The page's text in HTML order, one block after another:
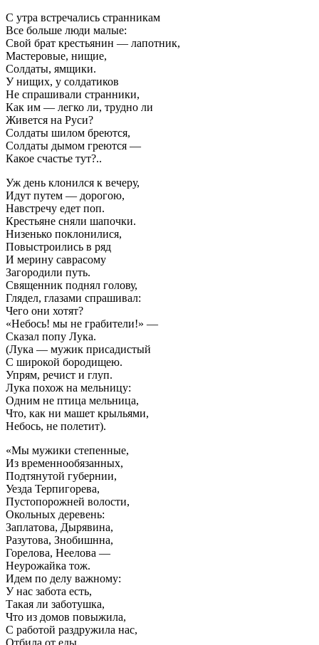
С утра встречались странникам
Все больше люди малые:
Свой брат крестьянин — лапотник,
Мастеровые, нищие,
Солдаты, ямщики.
У нищих, у солдатиков
Не спрашивали странники,
Как им — легко ли, трудно ли
Живется на Руси?
Солдаты шилом бреются,
Солдаты дымом греются —
Какое счастье тут?..
Уж день клонился к вечеру,
Идут путем — дорогою,
Навстречу едет поп.
Крестьяне сняли шапочки.
Низенько поклонилися,
Повыстроились в ряд
И мерину саврасому
Загородили путь.
Священник поднял голову,
Глядел, глазами спрашивал:
Чего они хотят?
«Небось! мы не грабители!» —
Сказал попу Лука.
(Лука — мужик присадистый
С широкой бородищею.
Упрям, речист и глуп.
Лука похож на мельницу:
Одним не птица мельница,
Что, как ни машет крыльями,
Небось, не полетит).
«Мы мужики степенные,
Из временнообязанных,
Подтянутой губернии,
Уезда Терпигорева,
Пустопорожней волости,
Окольных деревень:
Заплатова, Дырявина,
Разутова, Знобишнна,
Горелова, Неелова —
Неурожайка тож.
Идем по делу важному:
У нас забота есть,
Такая ли заботушка,
Что из домов повыжила,
С работой раздружила нас,
Отбила от еды.